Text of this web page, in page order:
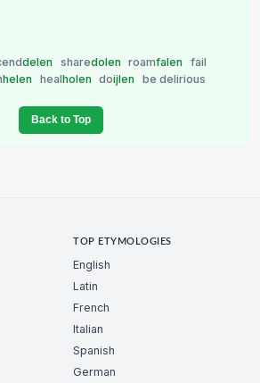
delen sharedolen roamfalen
fail
helen healholen doijlen be delirious
Back to Top
TOP ETYMOLOGIES
English
Latin
French
Italian
Spanish
German